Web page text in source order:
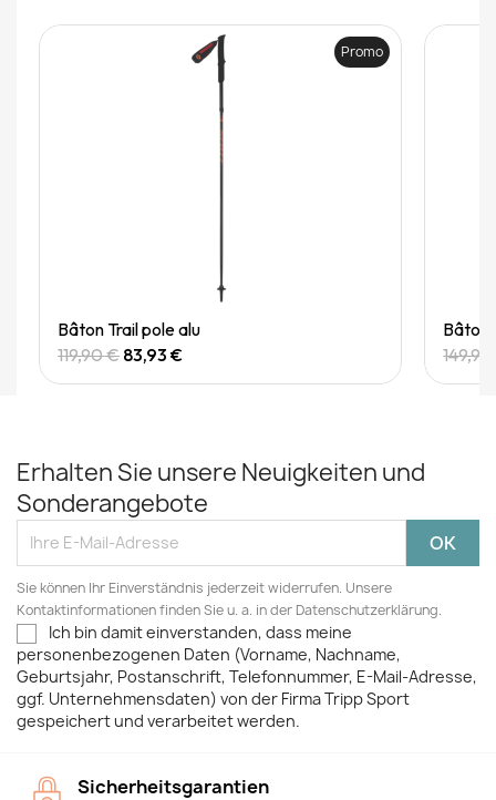
Quick View
Promo
Bâton Trail pole alu
119,90 € 83,93 €
Bâton
Erhalten Sie unsere Neuigkeiten und
Sonderangebote
Sie können Ihr Einverständnis jederzeit widerrufen. Unsere
Kontaktinformationen finden Sie u. a. in der Datenschutzerklärung.
Ich bin damit einverstanden, dass meine
personenbezogenen Daten (Vorname, Nachname,
Geburtsjahr, Postanschrift, Telefonnummer, E-Mail-Adresse,
ggf. Unternehmensdaten) von der Firma Tripp Sport
gespeichert und verarbeitet werden.
Sicherheitsgarantien